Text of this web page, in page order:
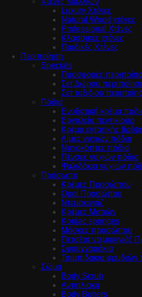
Luxury Χτένες
Natural Wood χτένες
Professional Χτένες
Κλασσικές χτένες
Παιδικές Χτένες
Περιποίηση
Specials
Προσφορές
Σετ Δώρου
Σετ ταξιδιού
Πόδια
Ενυδατική κρέμα
Εργαλεία πεντικιούρ
Κρέμα εντατικής
Λίμες νυχιών πόδια
Νυχοκόπτες πόδια
Πένσες νυχιών πόδια
Ψαλιδάκια νυχιών
Πρόσωπο
Κρέμες Προσώπου
Οροί Προσώπου
Ντεμακιγιάζ
Κρέμες Ματιών
Konjac sponges
Μάσκες προσώπου
Πετσέτα ντεμακιγιάζ
Σφουγγαράκια
Τσιμπιδάκια φρυδιών
Σώμα
Body Scrub
Αντιηλιακά
Body Butters